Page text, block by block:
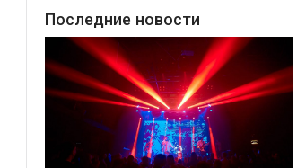
Последние новости